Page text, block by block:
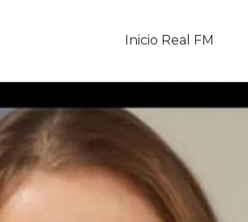
Inicio Real FM
En Vivo
Descarga La APP
Programas